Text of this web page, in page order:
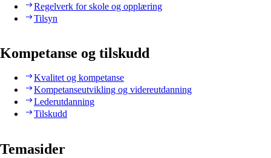
Regelverk for skole og opplæring
Tilsyn
Kompetanse og tilskudd
Kvalitet og kompetanse
Kompetanseutvikling og videreutdanning
Lederutdanning
Tilskudd
Temasider